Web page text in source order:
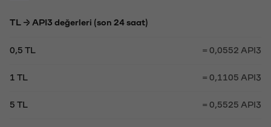
TL → API3 değerleri (son 24 saat)
0,5 TL = 0,0552 API3
1 TL = 0,1105 API3
5 TL = 0,5525 API3